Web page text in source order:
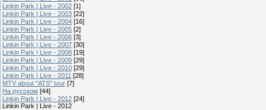
Linkin Park | Live - 2002 [1]
Linkin Park | Live - 2003 [22]
Linkin Park | Live - 2004 [16]
Linkin Park | Live - 2005 [2]
Linkin Park | Live - 2006 [3]
Linkin Park | Live - 2007 [30]
Linkin Park | Live - 2008 [19]
Linkin Park | Live - 2009 [29]
Linkin Park | Live - 2010 [29]
Linkin Park | Live - 2011 [28]
MTV about "ATS" tour [7]
На русском [44]
Linkin Park | Live - 2012 [24]
Linkin Park | Live - 2012